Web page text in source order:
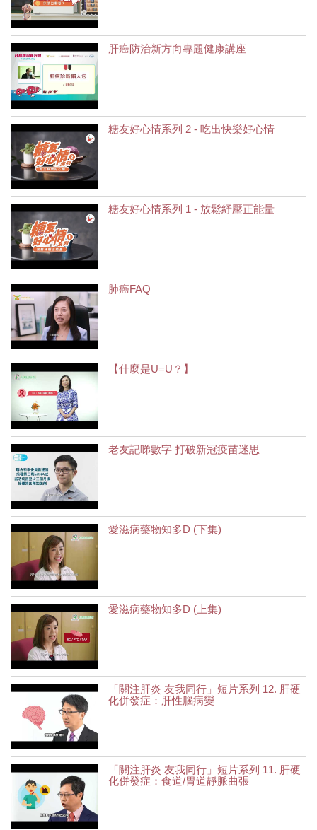
肝癌防治新方向專題健康講座
糖友好心情系列 2 - 吃出快樂好心情
糖友好心情系列 1 - 放鬆紓壓正能量
肺癌FAQ
【什麼是U=U？】
老友記睇數字 打破新冠疫苗迷思
愛滋病藥物知多D (下集)
愛滋病藥物知多D (上集)
「關注肝炎 友我同行」短片系列 12. 肝硬
化併發症：肝性腦病變
「關注肝炎 友我同行」短片系列 11. 肝硬
化併發症：食道/胃道靜脈曲張